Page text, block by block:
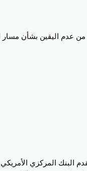
عدم اليقين بشأن مسار